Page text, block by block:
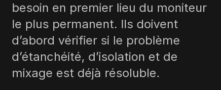
besoin en premier lieu du moniteur
le plus permanent. Ils doivent
d’abord vérifier si le problème
d’étanchéité, d’isolation et de
mixage est déjà résoluble.